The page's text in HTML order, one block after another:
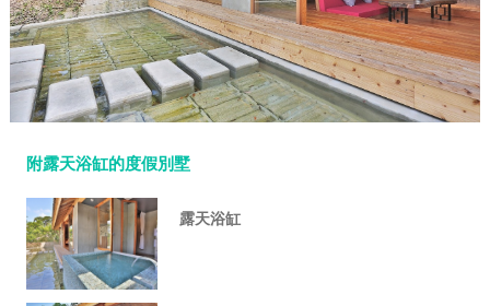
附露天浴缸的度假別墅
露天浴缸